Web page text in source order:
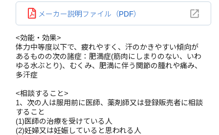
メーカー説明ファイル（PDF）
<効能・効果>
体力中等度以下で、疲れやすく、汗のかきやすい傾向が
あるものの次の諸症：肥満症(筋肉にしまりのない、いわ
ゆる水ぶとり)、むくみ、肥満に伴う関節の腫れや痛み、
多汗症
<相談すること>
1、次の人は服用前に医師、薬剤師又は登録販売者に相談
すること
(1)医師の治療を受けている人
(2)妊婦又は妊娠していると思われる人